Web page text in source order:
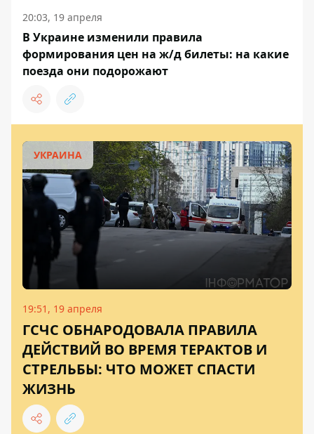
20:03, 19 апреля
В Украине изменили правила
формирования цен на ж/д билеты: на какие
поезда они подорожают
УКРАИНА
19:51, 19 апреля
ГСЧС ОБНАРОДОВАЛА ПРАВИЛА
ДЕЙСТВИЙ ВО ВРЕМЯ ТЕРАКТОВ И
СТРЕЛЬБЫ: ЧТО МОЖЕТ СПАСТИ
ЖИЗНЬ